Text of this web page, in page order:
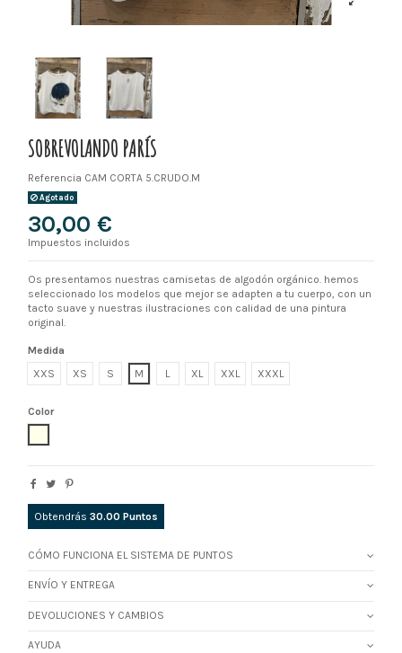
SOBREVOLANDO PARÍS
Referencia CAM CORTA 5.CRUDO.M
Agotado
30,00 €
Impuestos incluidos
Os presentamos nuestras camisetas de algodón orgánico. hemos
seleccionado los modelos que mejor se adapten a tu cuerpo, con un
tacto suave y nuestras ilustraciones con calidad de una pintura
original.
Medida
XXS
XS S M L XL XXL XXXL
Color
Obtendrás 30.00 Puntos
CÓMO FUNCIONA EL SISTEMA DE PUNTOS
ENVÍO Y ENTREGA
DEVOLUCIONES Y CAMBIOS
AYUDA